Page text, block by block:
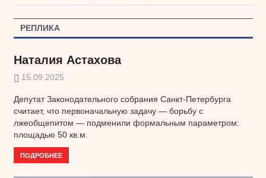
записям
РЕПЛИКА
Наталия Астахова
15.09.2025
Депутат Законодательного собрания Санкт-Петербурга
считает, что первоначальную задачу — борьбу с
лжеобщепитом — подменили формальным параметром:
площадью 50 кв.м.
ПОДРОБНЕЕ